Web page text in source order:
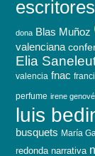
dona Blas Muñoz
valenciana
Elia
valencia fnac
perfume irene
luis
busquets María
redonda narrativa